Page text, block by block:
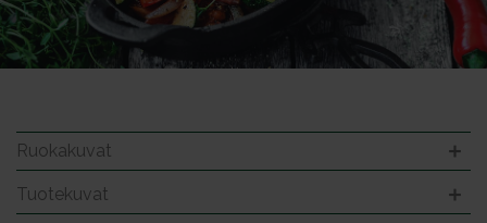
Ruokakuvat
Tuotekuvat